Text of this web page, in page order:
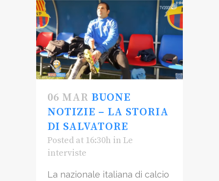
06 MAR BUONE
NOTIZIE – LA STORIA
DI SALVATORE
Posted at 16:30h in Le
interviste
La nazionale italiana di calcio